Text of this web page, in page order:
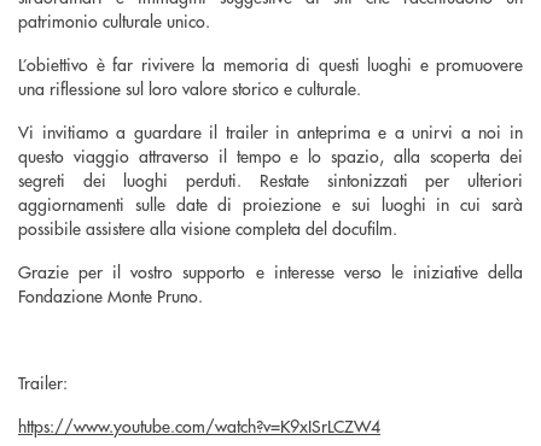
patrimonio culturale unico.
L’obiettivo è far rivivere la memoria di questi luoghi e promuovere
una riflessione sul loro valore storico e culturale.
Vi invitiamo a guardare il trailer in anteprima e a unirvi a noi in
questo viaggio attraverso il tempo e lo spazio, alla scoperta dei
segreti dei luoghi perduti. Restate sintonizzati per ulteriori
aggiornamenti sulle date di proiezione e sui luoghi in cui sarà
possibile assistere alla visione completa del docufilm.
Grazie per il vostro supporto e interesse verso le iniziative della
Fondazione Monte Pruno.
Trailer:
https://www.youtube.com/watch?v=K9xISrLCZW4